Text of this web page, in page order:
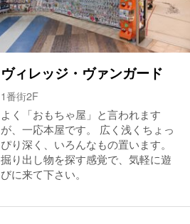
ヴィレッジ・ヴァンガード
1番街2F
よく「おもちゃ屋」と言われます
が、一応本屋です。 広く浅くちょっ
ぴり深く、いろんなもの置います。
掘り出し物を探す感覚で、気軽に遊
びに来て下さい。